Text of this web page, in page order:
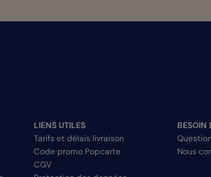
LIENS UTILES
Tarifs et délais livraison
Code promo Popcarte
CGV
BESOIN
Nous